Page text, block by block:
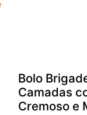
Bolo
Camadas
Cremoso e